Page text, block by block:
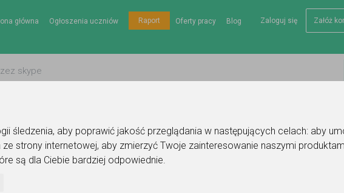
śledzenia, aby poprawić jakość przeglądania w następujących celach: aby
strony internetowej, aby zmierzyć Twoje zainteresowanie naszymi
są dla Ciebie bardziej odpowiednie
Zaloguj się Załóż
główna Ogłoszenia uczniów Raport Oferty pracy Blog